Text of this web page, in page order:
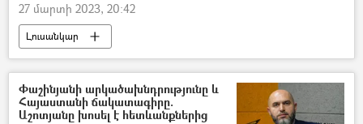
27 մարտի 2023, 20:42
Լուսանկար
Իրանի Իսլամական Հանրապետություն
Կապույտ մզկիթ
Ցուցահանդես
Երևան
Փաշինյանի արկածախնդրությունը և
Հայաստանի ճակատագիրը.
Աշոտյանը խոսել է հետևանքներից